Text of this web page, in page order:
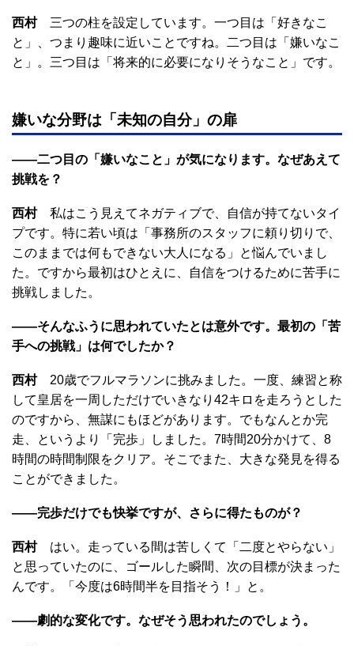
西村三つの柱を設定しています。一つ目は「好きなこ
と」、つまり趣味に近いことですね。二つ目は「嫌いなこ
と」。三つ目は「将来的に必要になりそうなこと」です。
嫌いな分野は「未知の自分」の扉
――二つ目の「嫌いなこと」が気になります。なぜあえて
挑戦を？
西村私はこう見えてネガティブで、自信が持てないタイ
プです。特に若い頃は「事務所のスタッフに頼り切りで、
このままでは何もできない大人になる」と悩んでいまし
た。ですから最初はひとえに、自信をつけるために苦手に
挑戦しました。
――そんなふうに思われていたとは意外です。最初の「苦
手への挑戦」は何でしたか？
西村20歳でフルマラソンに挑みました。一度、練習と称
して皇居を一周しただけでいきなり42キロを走ろうとした
のですから、無謀にもほどがあります。でもなんとか完
走、というより「完歩」しました。7時間20分かけて、8
時間の時間制限をクリア。そこでまた、大きな発見を得る
ことができました。
――完歩だけでも快挙ですが、さらに得たものが？
西村はい。走っている間は苦しくて「二度とやらない」
と思っていたのに、ゴールした瞬間、次の目標が決まった
んです。「今度は6時間半を目指そう！」と。
――劇的な変化です。なぜそう思われたのでしょう。